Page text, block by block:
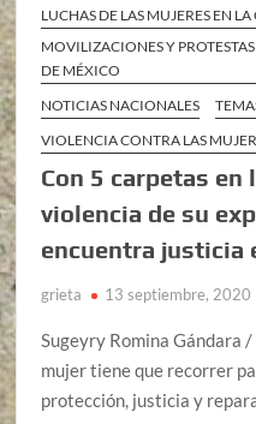
LUCHAS DE LAS MUJERES EN
MOVILIZACIONES Y
DE MÉXICO
NOTICIAS NACIONALES
VIOLENCIA CONTRA LAS
Con 5 carpetas en
violencia de su
encuentra justicia
grieta 13 septiembre, 2020
Sugeyry Romina Gándara
mujer tiene que recorrer
protección, justicia y